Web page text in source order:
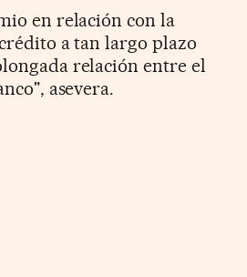
en relación con la
a tan largo plazo
relación entre el
asevera.